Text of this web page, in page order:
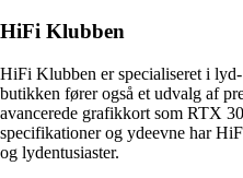
HiFi Klubben
HiFi Klubben er specialiseret i
butikken fører også et udvalg af
avancerede grafikkort som RTX
specifikationer og ydeevne har
og lydentusiaster.